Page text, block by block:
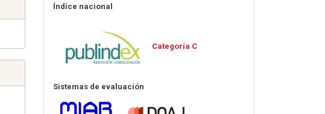
Índice nacional
Categoría C
Sistemas de evaluación